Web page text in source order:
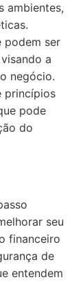
ambientes,
podem ser
a
negócio.
princípios
pode
do
seu
financeiro
de
entendem